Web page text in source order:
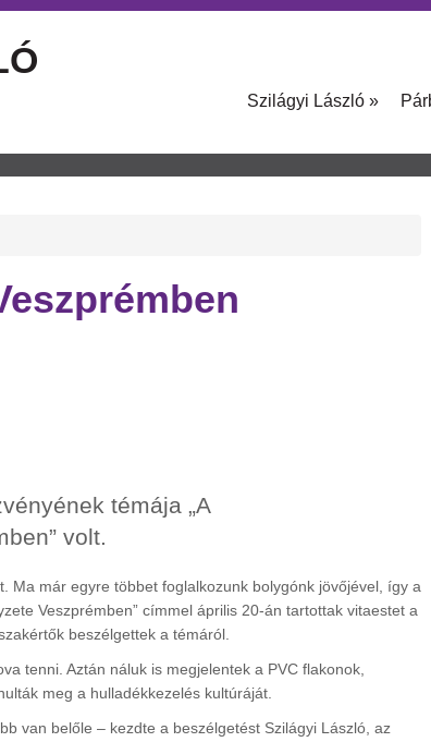
Szilágyi László »
témája „A
volt.
Ma már egyre többet foglalkozunk bolygónk jövőjével, így a
Veszprémben” címmel április 20-án tartottak vitaestet a
beszélgettek a témáról.
tenni. Aztán náluk is megjelentek a PVC flakonok,
meg a hulladékkezelés kultúráját.
van belőle – kezdte a beszélgetést Szilágyi László, az